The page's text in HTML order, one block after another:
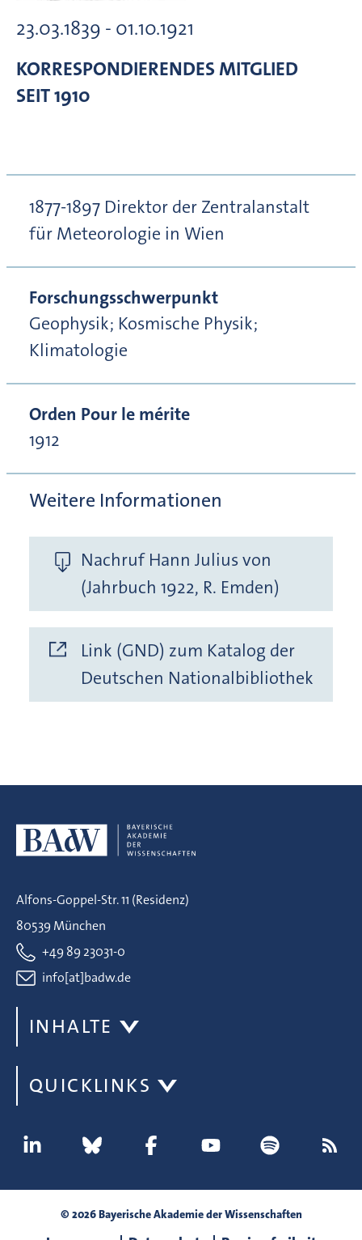
23.03.1839 - 01.10.1921
KORRESPONDIERENDES MITGLIED
SEIT 1910
1877-1897 Direktor der Zentralanstalt
für Meteorologie in Wien
Forschungsschwerpunkt
Geophysik; Kosmische Physik;
Klimatologie
Orden Pour le mérite
1912
Weitere Informationen
Nachruf Hann Julius von
(Jahrbuch 1922, R. Emden)
Link (GND) zum Katalog der
Deutschen Nationalbibliothek
Alfons-Goppel-Str. 11 (Residenz)
80539 München
+49 89 23031-0
info[at]badw.de
INHALTE
QUICKLINKS
© 2026 Bayerische Akademie der Wissenschaften